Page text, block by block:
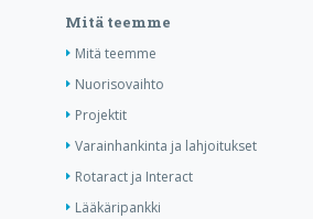
Mitä teemme
Mitä teemme
Nuorisovaihto
Projektit
Varainhankinta ja lahjoitukset
Rotaract ja Interact
Lääkäripankki